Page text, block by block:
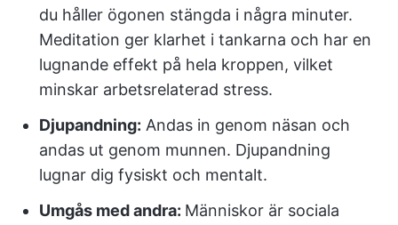
du håller ögonen stängda i några minuter.
Meditation ger klarhet i tankarna och har en
lugnande effekt på hela kroppen, vilket
minskar arbetsrelaterad stress.
Djupandning: Andas in genom näsan och
andas ut genom munnen. Djupandning
lugnar dig fysiskt och mentalt.
Umgås med andra: Människor är sociala